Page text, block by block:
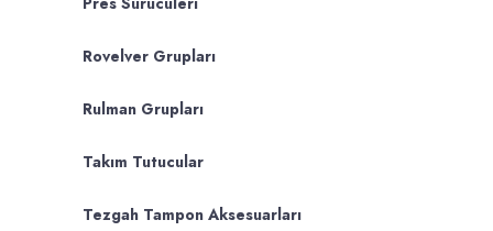
Rovelver Grupları
Rulman Grupları
Takım Tutucular
Tezgah Tampon Aksesuarları